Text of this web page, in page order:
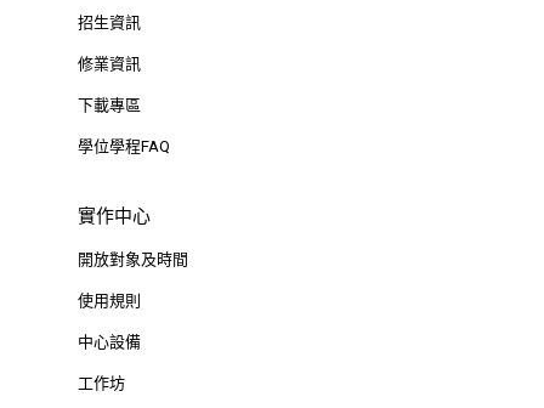
招生資訊
修業資訊
下載專區
學位學程FAQ
實作中心
開放對象及時間
使用規則
中心設備
工作坊